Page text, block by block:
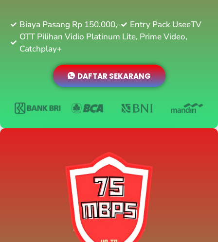
Biaya Pasang Rp 150.000,-
Entry Pack UseeTV
OTT Pilihan Vidio Platinum Lite, Prime Video,
Catchplay+
DAFTAR SEKARANG